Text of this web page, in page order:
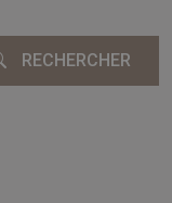
RECHERCHER